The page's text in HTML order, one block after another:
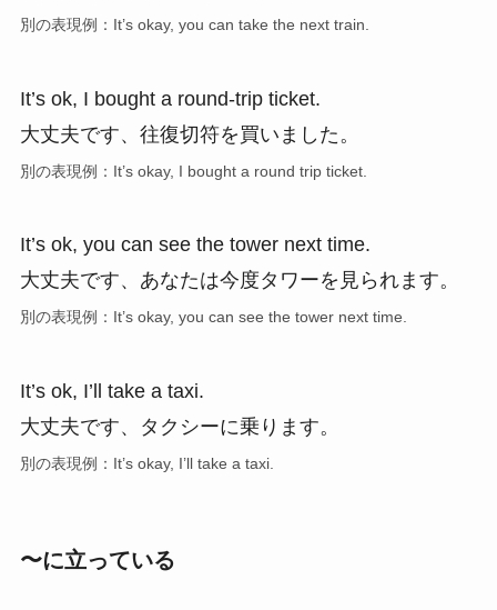
別の表現例：It’s okay, you can take the next train.
It’s ok, I bought a round-trip ticket.
大丈夫です、往復切符を買いました。
別の表現例：It’s okay, I bought a round trip ticket.
It’s ok, you can see the tower next time.
大丈夫です、あなたは今度タワーを見られます。
別の表現例：It’s okay, you can see the tower next time.
It’s ok, I’ll take a taxi.
大丈夫です、タクシーに乗ります。
別の表現例：It’s okay, I’ll take a taxi.
〜に立っている